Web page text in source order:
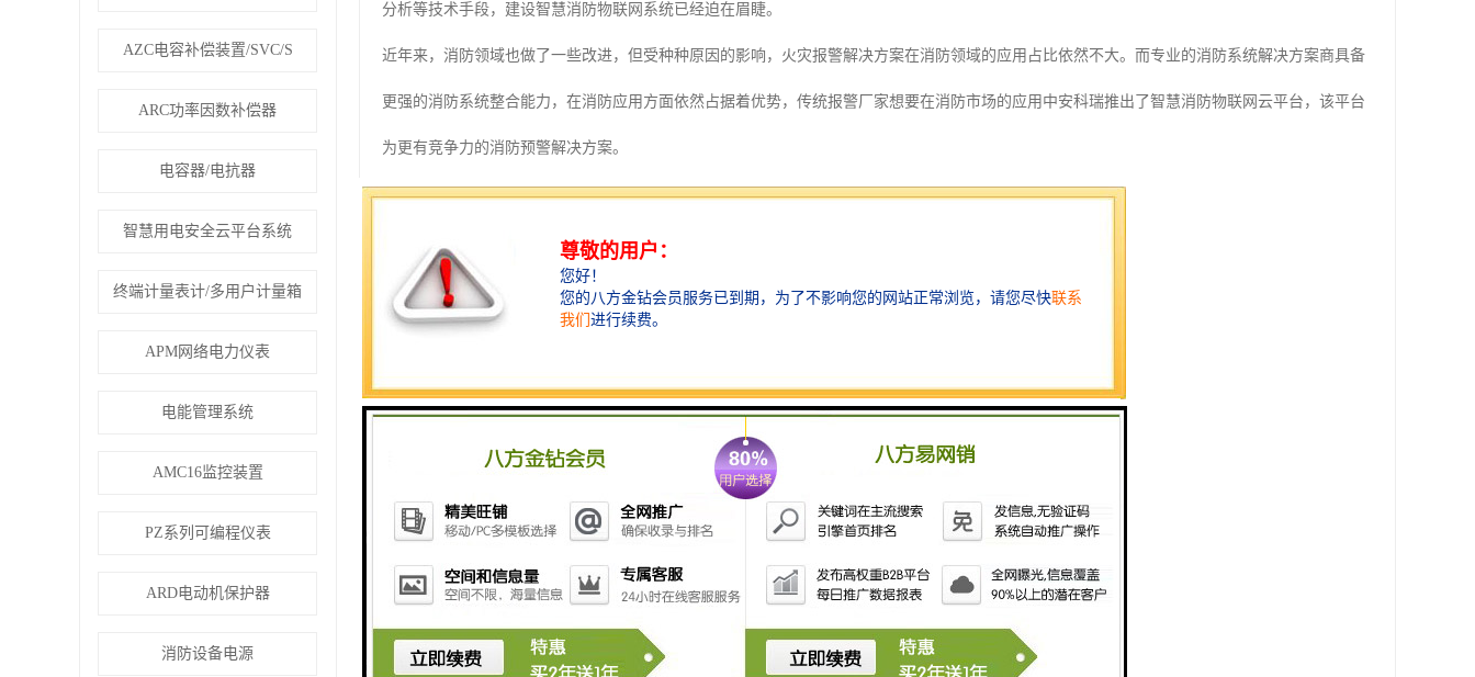
AZC电容补偿装置/SVC/S
ARC功率因数补偿器
电容器/电抗器
智慧用电安全云平台系统
终端计量表计/多用户计量箱
APM网络电力仪表
电能管理系统
AMC16监控装置
PZ系列可编程仪表
ARD电动机保护器
消防设备电源
分析等技术手段，建设智慧消防物联网系统已经迫在眉睫。
近年来，消防领域也做了一些改进，但受种种原因的影响，火灾报警解决方案在消防领域的应用占比依然不大。而专业的消防系统解决方案商具备
更强的消防系统整合能力，在消防应用方面依然占据着优势，传统报警厂家想要在消防市场的应用中安科瑞推出了智慧消防物联网云平台，该平台
为更有竞争力的消防预警解决方案。
二、智慧消防系统标准
ISO/IEC11801 《国际综合布线标准》
GB/50198 《系统工程技术规范》
G052-2009 《供配电系统设计规范》
DL/T448-2000 《电能计量装置技术管理规程》
DL/T 698.1-2009 《第1部分：总则》
DL/T 698.2-2010 《第2部分：主站技术规范》
DL/T 698.31-2010 《第3.1部分：电能信息采集终端技术规范-通用要求》
DL/T/814-2002 《配电自动化系统功能规范》